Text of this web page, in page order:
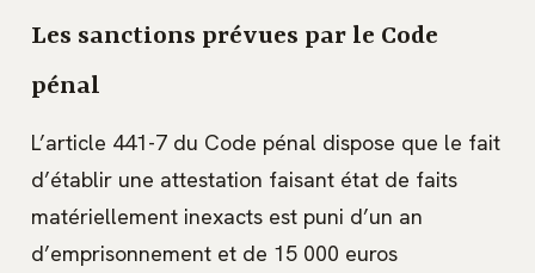
Les sanctions prévues par le Code
pénal
L’article 441-7 du Code pénal dispose que le fait
d’établir une attestation faisant état de faits
matériellement inexacts est puni d’un an
d’emprisonnement et de 15 000 euros